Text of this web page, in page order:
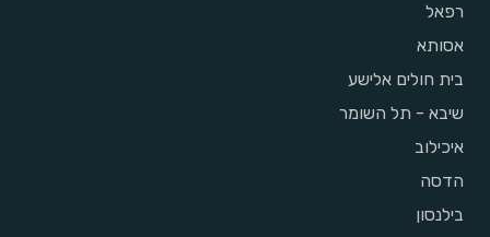
רפאל
אסותא
בית חולים אלישע
שיבא - תל השומר
איכילוב
הדסה
בילנסון